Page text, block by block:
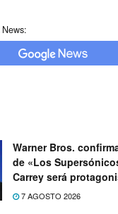
Warner Bros.
de «Los
Carrey será
7 AGOSTO 2026